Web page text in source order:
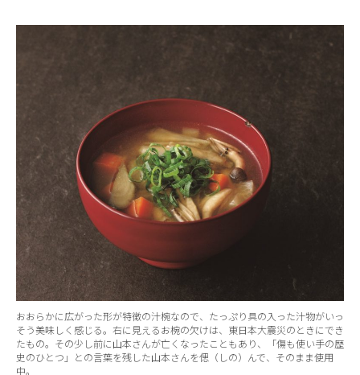
おおらかに広がった形が特徴の汁椀なので、たっぷり具の入った汁物がいっ
そう美味しく感じる。右に見えるお椀の欠けは、東日本大震災のときにでき
たもの。その少し前に山本さんが亡くなったこともあり、「傷も使い手の歴
史のひとつ」との言葉を残した山本さんを偲（しの）んで、そのまま使用
中。